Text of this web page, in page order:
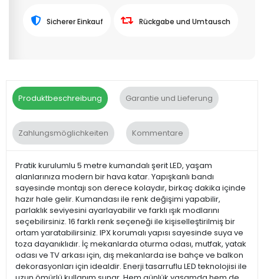
Sicherer Einkauf Rückgabe und Umtausch
Produktbeschreibung Garantie und Lieferung
Zahlungsmöglichkeiten Kommentare
Pratik kurulumlu 5 metre kumandalı şerit LED, yaşam
alanlarınıza modern bir hava katar. Yapışkanlı bandı
sayesinde montajı son derece kolaydır, birkaç dakika içinde
hazır hale gelir. Kumandası ile renk değişimi yapabilir,
parlaklık seviyesini ayarlayabilir ve farklı ışık modlarını
seçebilirsiniz. 16 farklı renk seçeneği ile kişiselleştirilmiş bir
ortam yaratabilirsiniz. IPX korumalı yapısı sayesinde suya ve
toza dayanıklıdır. İç mekanlarda oturma odası, mutfak, yatak
odası ve TV arkası için, dış mekanlarda ise bahçe ve balkon
dekorasyonları için idealdir. Enerji tasarruflu LED teknolojisi ile